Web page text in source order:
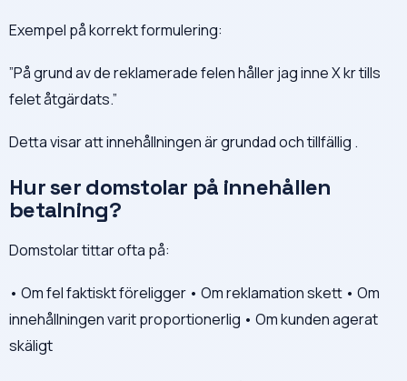
Exempel på korrekt formulering:
”På grund av de reklamerade felen håller jag inne X kr tills
felet åtgärdats.”
Detta visar att innehållningen är grundad och tillfällig .
Hur ser domstolar på innehållen
betalning?
Domstolar tittar ofta på:
• Om fel faktiskt föreligger • Om reklamation skett • Om
innehållningen varit proportionerlig • Om kunden agerat
skäligt